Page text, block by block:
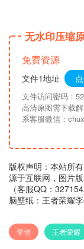
无水印压缩
免费资源
文件1地址
文件访问密码：
高清原图需下载
系客服微信：
版权声明：本站所
源于互联网，图片
（客服QQ：
脑壁纸：王者荣耀
李信 王者荣耀